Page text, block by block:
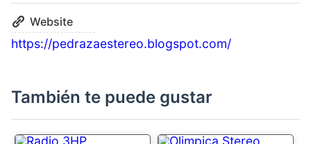
Website
https://pedrazaestereo.blogspot.com/
También te puede gustar